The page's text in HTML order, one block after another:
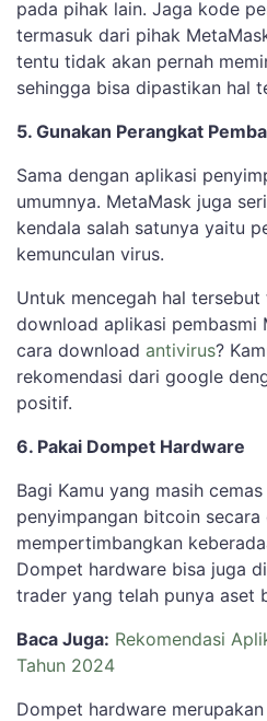
pada pihak lain. Jaga kode
termasuk dari pihak
tentu tidak akan pernah
sehingga bisa dipastikan hal
5. Gunakan Perangkat
Sama dengan aplikasi
umumnya. MetaMask juga
kendala salah satunya yaitu
kemunculan virus.
Untuk mencegah hal tersebut
download aplikasi pembasmi
cara download antivirus?
rekomendasi dari google
positif.
6. Pakai Dompet Hardware
Bagi Kamu yang masih
penyimpangan bitcoin
mempertimbangkan
Dompet hardware bisa juga
trader yang telah punya aset
Baca Juga: Rekomendasi
Tahun 2024
Dompet hardware